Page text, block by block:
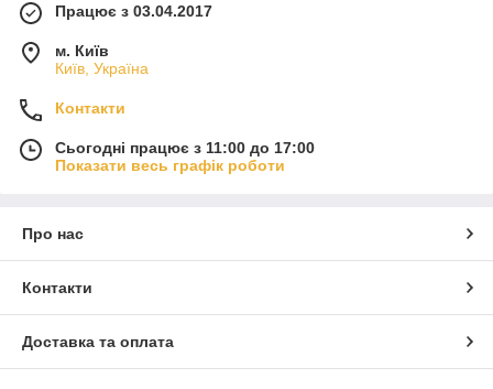
Працює з 03.04.2017
м. Київ
Київ, Україна
Контакти
Сьогодні працює з 11:00 до 17:00
Показати весь графік роботи
Про нас
Контакти
Доставка та оплата